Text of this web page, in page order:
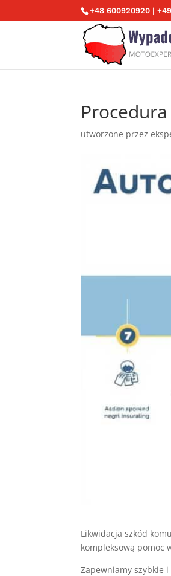
+48 600920920 |
Procedura
utworzone przez
Likwidacja szkód
kompleksową pomoc
Zapewniamy szybkie i